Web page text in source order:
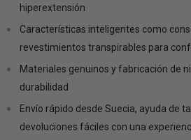
hiperextensión
Características inteligentes como
revestimientos transpirables para
Materiales genuinos y fabricación de
durabilidad
Envío rápido desde Suecia, ayuda de
devoluciones fáciles con una